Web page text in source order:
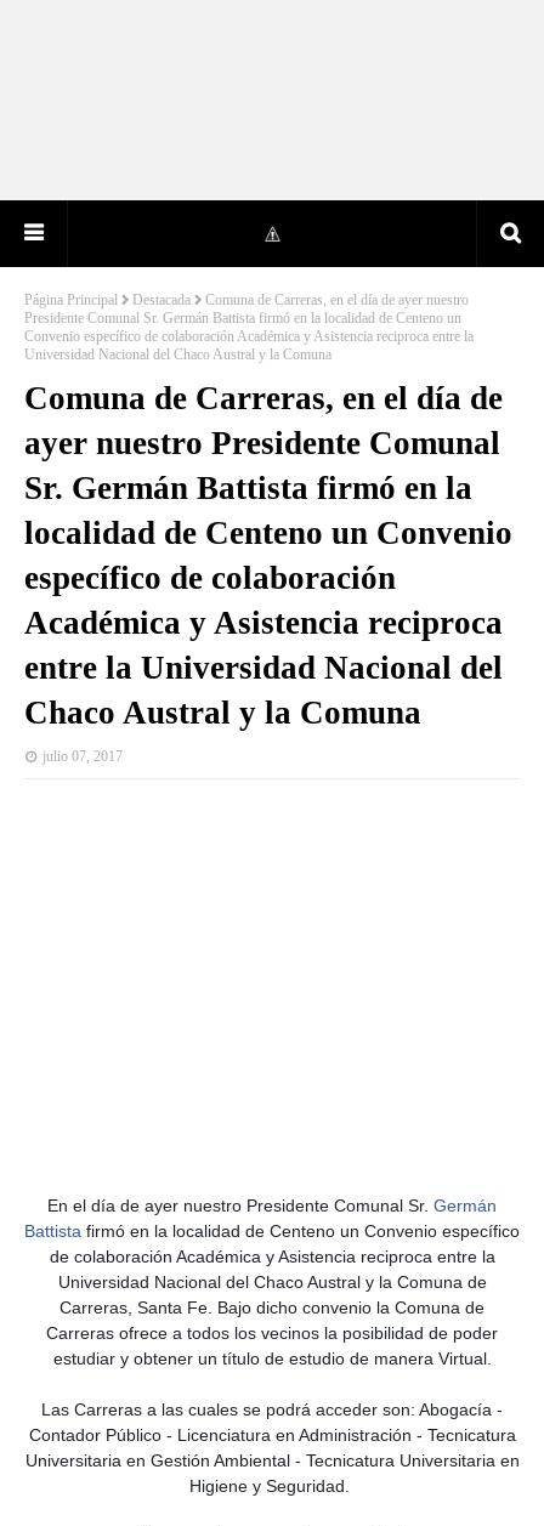
Página Principal Destacada
Comuna de Carreras, en el día de ayer nuestro
Presidente Comunal Sr. Germán Battista firmó en la localidad de Centeno un
Convenio específico de colaboración Académica y Asistencia reciproca entre la
Universidad Nacional del Chaco Austral y la Comuna
Comuna de Carreras, en el día de
ayer nuestro Presidente Comunal
Sr. Germán Battista firmó en la
localidad de Centeno un Convenio
específico de colaboración
Académica y Asistencia reciproca
entre la Universidad Nacional del
Chaco Austral y la Comuna
julio 07, 2017
En el día de ayer nuestro Presidente Comunal Sr. Germán
Battista firmó en la localidad de Centeno un Convenio específico
de colaboración Académica y Asistencia reciproca entre la
Universidad Nacional del Chaco Austral y la Comuna de
Carreras, Santa Fe. Bajo dicho convenio la Comuna de
Carreras ofrece a todos los vecinos la posibilidad de poder
estudiar y obtener un título de estudio de manera Virtual.
Las Carreras a las cuales se podrá acceder son: Abogacía -
Contador Público - Licenciatura en Administración - Tecnicatura
Universitaria en Gestión Ambiental - Tecnicatura Universitaria en
Higiene y Seguridad.